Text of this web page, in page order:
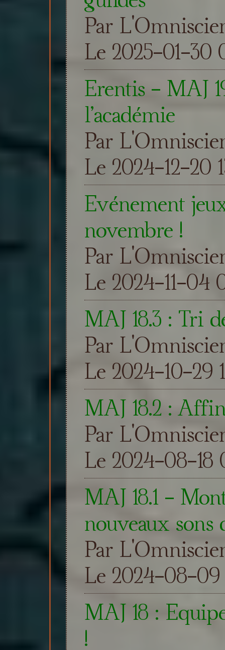
Par
Le 2025-01-30
Erentis - MAJ
l’académie
Par
Le 2024-12-20
Evénement
novembre !
Par
Le 2024-11-04
MAJ 18.3 : Tri
Par
Le 2024-10-29
MAJ 18.2 :
Par
Le 2024-08-18
MAJ 18.1 -
nouveaux sons
Par
Le 2024-08-09
MAJ 18 :
!